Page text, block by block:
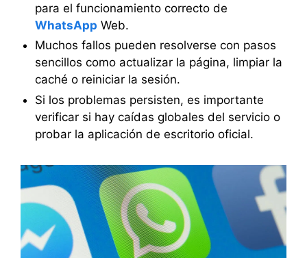
para el funcionamiento correcto de
WhatsApp Web.
Muchos fallos pueden resolverse con pasos
sencillos como actualizar la página, limpiar la
caché o reiniciar la sesión.
Si los problemas persisten, es importante
verificar si hay caídas globales del servicio o
probar la aplicación de escritorio oficial.